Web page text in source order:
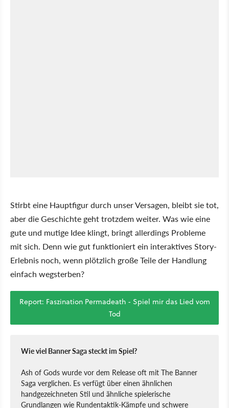
Stirbt eine Hauptfigur durch unser Versagen, bleibt sie tot,
aber die Geschichte geht trotzdem weiter. Was wie eine
gute und mutige Idee klingt, bringt allerdings Probleme
mit sich. Denn wie gut funktioniert ein interaktives Story-
Erlebnis noch, wenn plötzlich große Teile der Handlung
einfach wegsterben?
Report: Faszination Permadeath - Spiel mir das Lied vom
Tod
Wie viel Banner Saga steckt im Spiel?
Ash of Gods wurde vor dem Release oft mit The Banner
Saga verglichen. Es verfügt über einen ähnlichen
handgezeichneten Stil und ähnliche spielerische
Grundlangen wie Rundentaktik-Kämpfe und schwere